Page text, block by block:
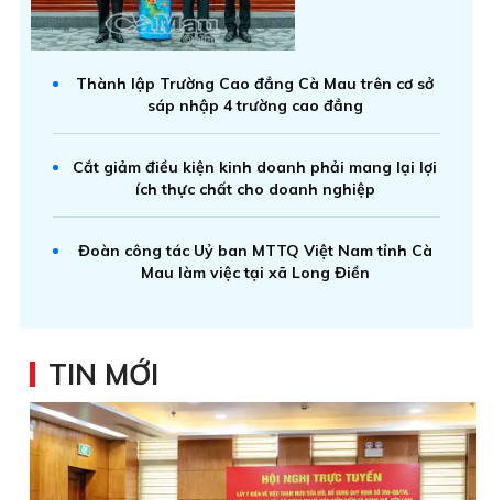
Thành lập Trường Cao đẳng Cà Mau trên cơ sở
sáp nhập 4 trường cao đẳng
Cắt giảm điều kiện kinh doanh phải mang lại lợi
ích thực chất cho doanh nghiệp
Đoàn công tác Uỷ ban MTTQ Việt Nam tỉnh Cà
Mau làm việc tại xã Long Điền
TIN MỚI